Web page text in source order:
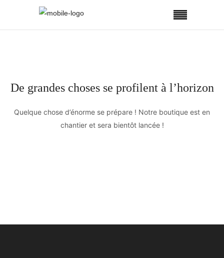
De grandes choses se profilent à l’horizon
Quelque chose d’énorme se prépare ! Notre boutique est en
chantier et sera bientôt lancée !